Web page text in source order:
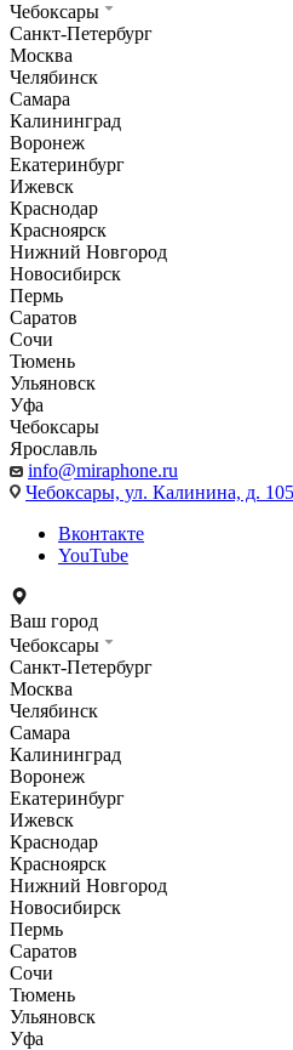
Чебоксары
Санкт-Петербург
Москва
Челябинск
Самара
Калининград
Воронеж
Екатеринбург
Ижевск
Краснодар
Красноярск
Нижний Новгород
Новосибирск
Пермь
Саратов
Сочи
Тюмень
Ульяновск
Уфа
Чебоксары
Ярославль
info@miraphone.ru
Чебоксары, ул. Калинина, д.
Вконтакте
YouTube
Ваш город
Чебоксары
Санкт-Петербург
Москва
Челябинск
Самара
Калининград
Воронеж
Екатеринбург
Ижевск
Краснодар
Красноярск
Нижний Новгород
Новосибирск
Пермь
Саратов
Сочи
Тюмень
Ульяновск
Уфа